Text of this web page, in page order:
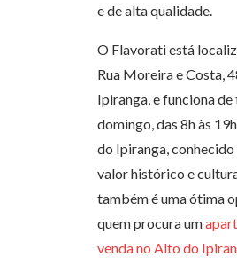
e de alta qualidade.
O Flavorati está
Rua Moreira e Costa,
Ipiranga, e funciona de
domingo, das 8h às
do Ipiranga, conhecido
valor histórico e
também é uma ótima
quem procura um
venda no Alto do